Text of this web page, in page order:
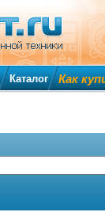
Каталог Как